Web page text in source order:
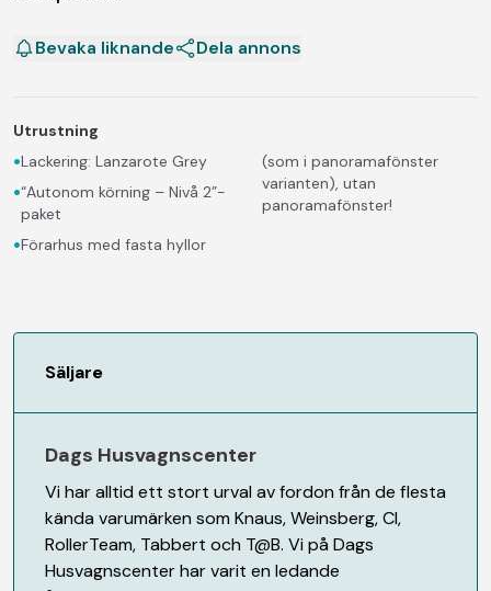
Bevaka liknande Dela annons
Utrustning
•Lackering: Lanzarote Grey
•“Autonom körning – Nivå 2”-
paket
•Förarhus med fasta hyllor
(som i panoramafönster
varianten), utan
panoramafönster!
Säljare
Dags Husvagnscenter
Vi har alltid ett stort urval av fordon från de flesta
kända varumärken som Knaus, Weinsberg, CI,
RollerTeam, Tabbert och T@B. Vi på Dags
Husvagnscenter har varit en ledande